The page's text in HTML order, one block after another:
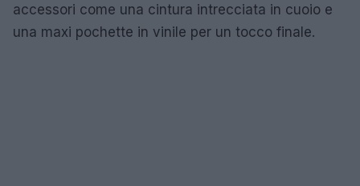
accessori come una cintura intrecciata in cuoio e
una maxi pochette in vinile per un tocco finale.